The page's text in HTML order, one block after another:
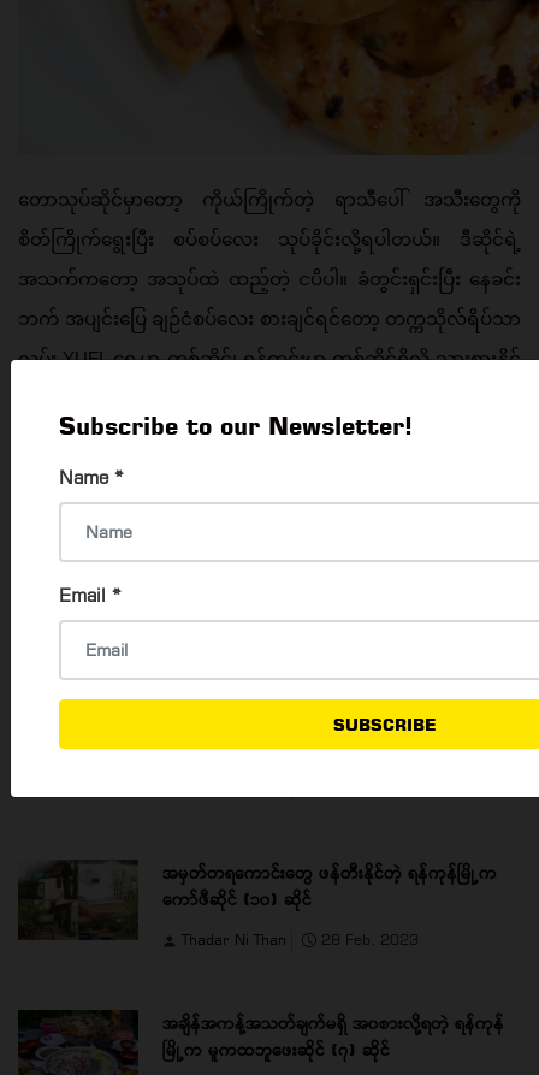
Subscribe to our Newsletter!
Name *
Email *
SUBSCRIBE
တောသုပ်ဆိုင်မှာတော့ ကိုယ်ကြိုက်တဲ့ ရာသီပေါ် အသီးတွေကို
စိတ်ကြိုက်ရွေးပြီး စပ်စပ်လေး သုပ်ခိုင်းလို့ရပါတယ်။ ဒီဆိုင်ရဲ့
အသက်ကတော့ အသုပ်ထဲ ထည့်တဲ့ ငပိပါ။ ခံတွင်းရှင်းပြီး နေခင်း
ဘက် အပျင်းပြေ ချဉ်ငံစပ်လေး စားချင်ရင်တော့ တက္ကသိုလ်ရိပ်သာ
လမ်း YUFL ရှေ့မှာ တစ်ဆိုင်၊ ရန်ကင်းမှာ တစ်ဆိုင်ရှိလို့ သွားစားနိုင်
Read 7528 times
POPULAR ARTICLES
၂၀,၀၀၀ အောက်နဲ့ ဟော့ပေါ့၊ အကင်ဘူဖေး အဝစားလို့
ရမယ့် ဆိုင် (၇) ဆိုင်
အမှတ်တရကောင်းတွေ ဖန်တီးနိုင်တဲ့ ရန်ကုန်မြို့က
ကော်ဖီဆိုင် (၁၀) ဆိုင်
Thadar Ni Than 28 Feb, 2023
အချိန်အကန့်အသတ်ချက်မရှိ အ၀စားလို့ရတဲ့ ရန်ကုန်
မြို့က မူကထဘူဖေးဆိုင် (၇) ဆိုင်